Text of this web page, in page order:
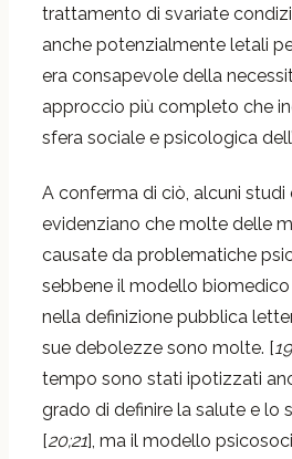
trattamento di svariate
anche potenzialmente letali
era consapevole della
approccio più completo che
sfera sociale e psicologica
A conferma di ciò, alcuni studi
evidenziano che molte delle
causate da problematiche
sebbene il modello
nella definizione pubblica
sue debolezze sono molte. [19
tempo sono stati ipotizzati
grado di definire la salute e lo
[20;21], ma il modello